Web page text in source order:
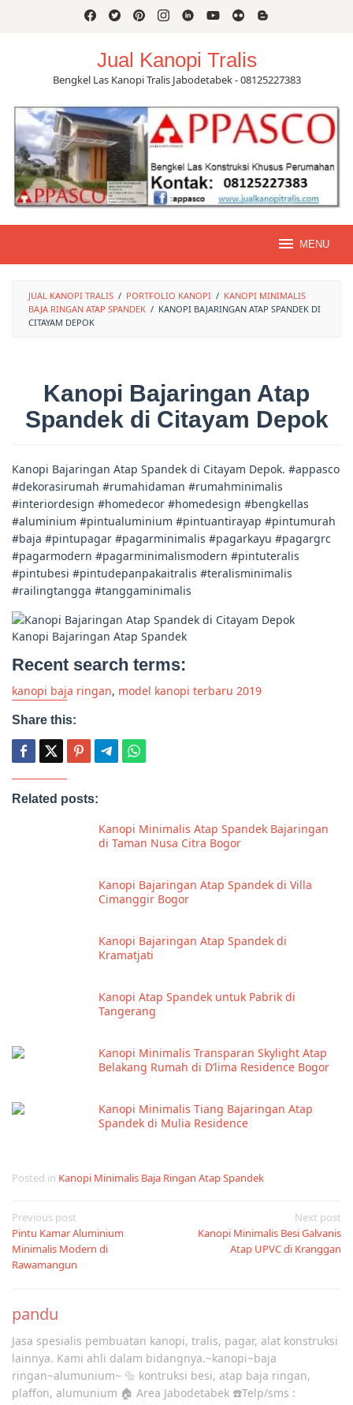
Jual Kanopi Tralis
Bengkel Las Kanopi Tralis Jabodetabek - 08125227383
MENU
JUAL KANOPI TRALIS / PORTFOLIO KANOPI / KANOPI MINIMALIS
BAJA RINGAN ATAP SPANDEK / KANOPI BAJARINGAN ATAP SPANDEK DI
CITAYAM DEPOK
Kanopi Bajaringan Atap
Spandek di Citayam Depok
Kanopi Bajaringan Atap Spandek di Citayam Depok. #appasco
#dekorasirumah #rumahidaman #rumahminimalis
#interiordesign #homedecor #homedesign #bengkellas
#aluminium #pintualuminium #pintuantirayap #pintumurah
#baja #pintupagar #pagarminimalis #pagarkayu #pagargrc
#pagarmodern #pagarminimalismodern #pintuteralis
#pintubesi #pintudepanpakaitralis #teralisminimalis
#railingtangga #tanggaminimalis
Kanopi Bajaringan Atap Spandek
Recent search terms:
kanopi baja ringan, model kanopi terbaru 2019
Share this:
Related posts:
Kanopi Minimalis Atap Spandek Bajaringan
di Taman Nusa Citra Bogor
Kanopi Bajaringan Atap Spandek di Villa
Cimanggir Bogor
Kanopi Bajaringan Atap Spandek di
Kramatjati
Kanopi Atap Spandek untuk Pabrik di
Tangerang
Kanopi Minimalis Transparan Skylight Atap
Belakang Rumah di D’lima Residence Bogor
Kanopi Minimalis Tiang Bajaringan Atap
Spandek di Mulia Residence
Posted in Kanopi Minimalis Baja Ringan Atap Spandek
Post
navigation
Previous post
Pintu Kamar Aluminium
Minimalis Modern di
Rawamangun
Next post
Kanopi Minimalis Besi Galvanis
Atap UPVC di Kranggan
pandu
Jasa spesialis pembuatan kanopi, tralis, pagar, alat konstruksi
lainnya. Kami ahli dalam bidangnya.~kanopi~baja
ringan~alumunium~ 🔩 kontruksi besi, atap baja ringan,
plaffon, alumunium 🏠 Area Jabodetabek ☎️Telp/sms :